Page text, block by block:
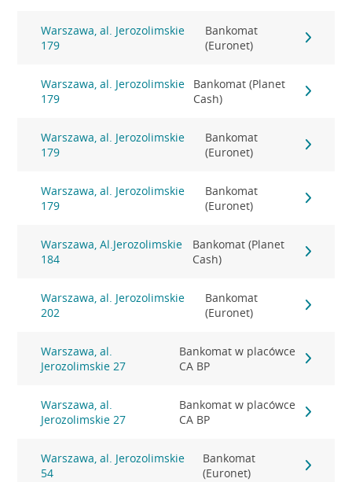
Warszawa, al. Jerozolimskie
179
Bankomat
(Euronet)
Warszawa, al. Jerozolimskie
179
Bankomat (Planet
Cash)
Warszawa, al. Jerozolimskie
179
Bankomat
(Euronet)
Warszawa, al. Jerozolimskie
179
Bankomat
(Euronet)
Warszawa, Al.Jerozolimskie
184
Bankomat (Planet
Cash)
Warszawa, al. Jerozolimskie
202
Bankomat
(Euronet)
Warszawa, al.
Jerozolimskie 27
Bankomat w placówce
CA BP
Warszawa, al.
Jerozolimskie 27
Bankomat w placówce
CA BP
Warszawa, al. Jerozolimskie
54
Bankomat
(Euronet)